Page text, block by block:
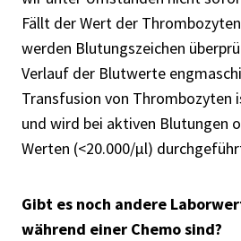
Fällt der Wert der
werden Blutungszeichen
Verlauf der Blutwerte
Transfusion von Thrombozyten
und wird bei aktiven Blutungen
Werten (<20.000/μl)
Gibt es noch andere
während einer Chemo sind?